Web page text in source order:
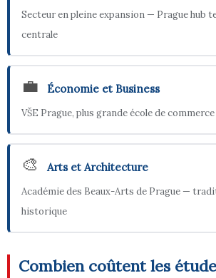
Secteur en pleine expansion — Prague hub
centrale
💼 Économie et Business
VŠE Prague, plus grande école de
🎨 Arts et Architecture
Académie des Beaux-Arts de Prague —
historique
Combien coûtent les